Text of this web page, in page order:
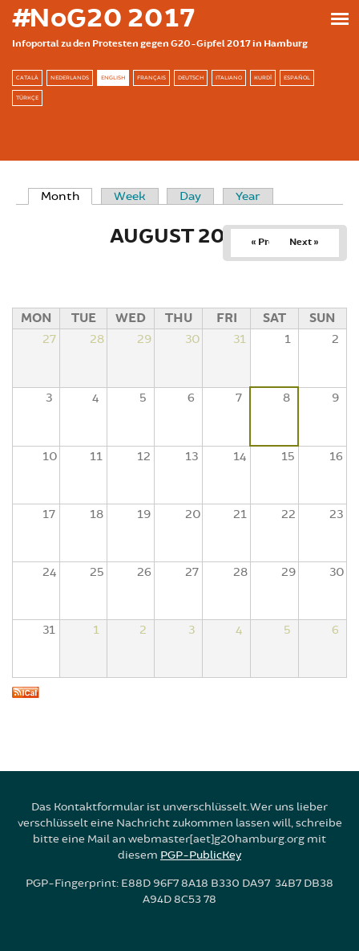
Skip to main content
#NoG20 2017
Infoportal zu den Protesten gegen G20-Gipfel 2017 in Hamburg
CATALÀ NEDERLANDS ENGLISH FRANÇAIS DEUTSCH ITALIANO KURDÎ ESPAÑOL
TÜRKÇE
Month (active tab)
Week Day Year
AUGUST 2026« Prev Next »
MON TUE WED THU FRI SAT SUN
27 28 29 30 31 1 2
3 4 5 6 7 8 9
10 11 12 13 14 15 16
17 18 19 20 21 22 23
24 25 26 27 28 29 30
31 1 2 3 4 5 6
Das Kontaktformular ist unverschlüsselt. Wer uns lieber
verschlüsselt eine Nachricht zukommen lassen will, schreibe
bitte eine Mail an webmaster[aet]g20hamburg.org mit
diesem PGP-PublicKey
PGP-Fingerprint: E88D 96F7 8A18 B330 DA97 34B7 DB38
A94D 8C53 78